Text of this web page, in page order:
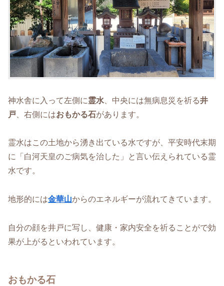
神水舎に入って左側に霊水 、中央には無病息災を祈る井
戸 、右側にはおもかる石があります。
霊水はこの土地から湧き出ている水ですが、平安時代末期
に「白河天皇のご病気を治した」と言い伝えられている霊
水です。
地形的には金華山からのエネルギーが流れてきています。
自分の顔を井戸に写し、健康・家内安全を祈ることがで効
果が上がるといわれています。
おもかる石